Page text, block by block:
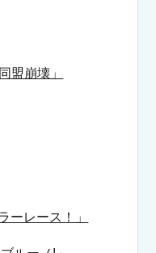
盟崩壊」
ーレース！」